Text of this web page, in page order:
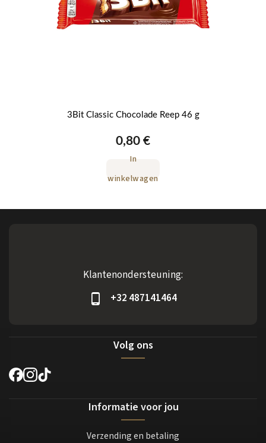
3Bit Classic Chocolade Reep 46 g
0,80 €
In
winkelwagen
Klantenondersteuning:
+32 487141464
Volg ons
Informatie voor jou
Verzending en betaling